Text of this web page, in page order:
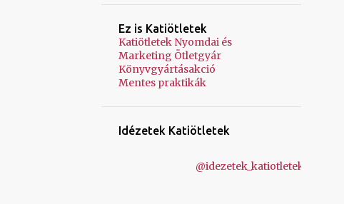
Ez is Katiötletek
Katiötletek Nyomdai és
Marketing Ötletgyár
Könyvgyártásakció
Mentes praktikák
Idézetek Katiötletek
@idezetek_katiotletek